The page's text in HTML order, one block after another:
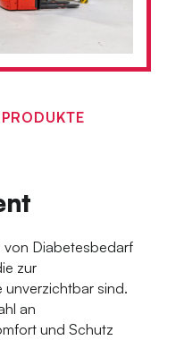
von Diabetesbedarf
zur
sind.
an
und Schutz